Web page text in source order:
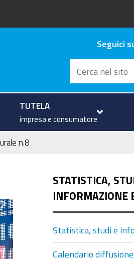
Seguici
TUTELA
impresa e consumatore
n.8
STATISTICA,
INFORMAZIONE
Statistica, studi e
Calendario